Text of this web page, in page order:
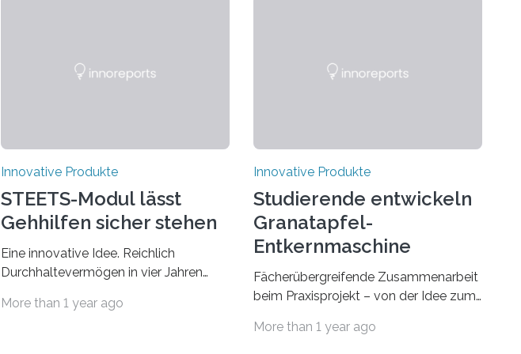
Innovative Produkte
STEETS-Modul lässt
Gehhilfen sicher stehen
Eine innovative Idee. Reichlich
Durchhaltevermögen in vier Jahren
kommt das fertige Produkt auf den
More than 1 year ago
Innovative Produkte
Studierende entwickeln
Granatapfel-
Entkernmaschine
Fächerübergreifende Zusammenarbeit
beim Praxisprojekt – von der Idee zum
blanker Theorie: Welche Schritte
More than 1 year ago